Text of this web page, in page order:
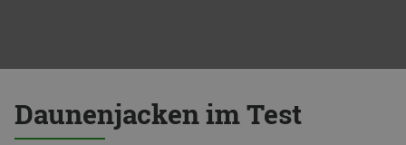
Daunenjacken im Test